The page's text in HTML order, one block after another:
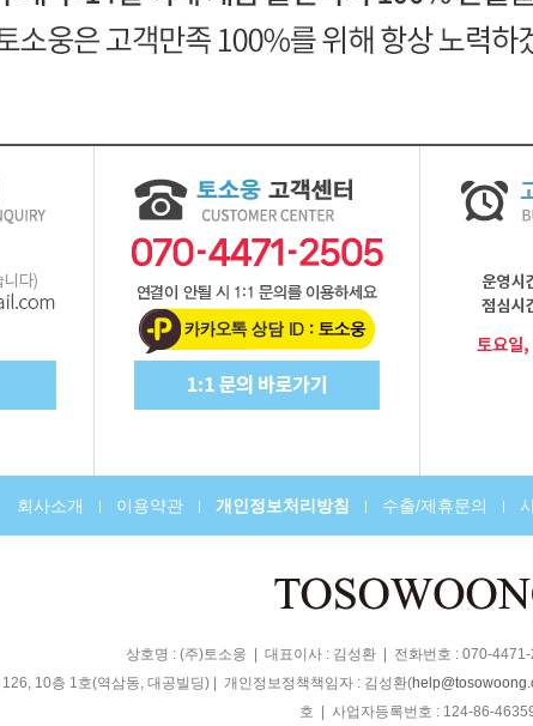
회사소개 | 이용약관 | 개인정보처리방침 | 수출/제휴문의 |
상호명 : (주)토소웅 | 대표이사 : 김성환 | 전화번호 : 070-
10층 1호(역삼동, 대공빌딩) | 개인정보정책책임자 : 김성환(
호 | 사업자등록번호 : 124-86-